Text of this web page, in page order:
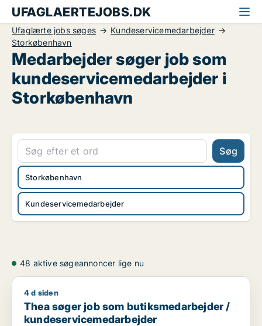
UFAGLAERTEJOBS.DK
Ufaglærte jobs søges
Kundeservicemedarbejder
Storkøbenhavn
Medarbejder søger job som
kundeservicemedarbejder i
Storkøbenhavn
Søg
Kundeservicemedarbejder
Storkøbenhavn
48 aktive søgeannoncer lige nu
Thea søger job som butiksmedarbejder /
4 d siden
Thea søger job som butiksmedarbejder /
kundeservicemedarbejder